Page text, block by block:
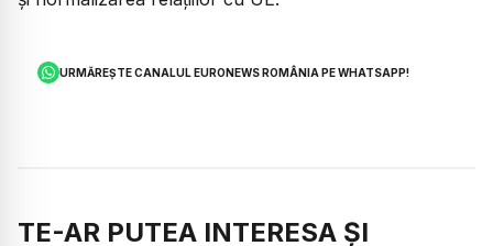
URMĂREȘTE CANALUL EURONEWS ROMÂNIA PE WHATSAPP!
TE-AR PUTEA INTERESA ȘI